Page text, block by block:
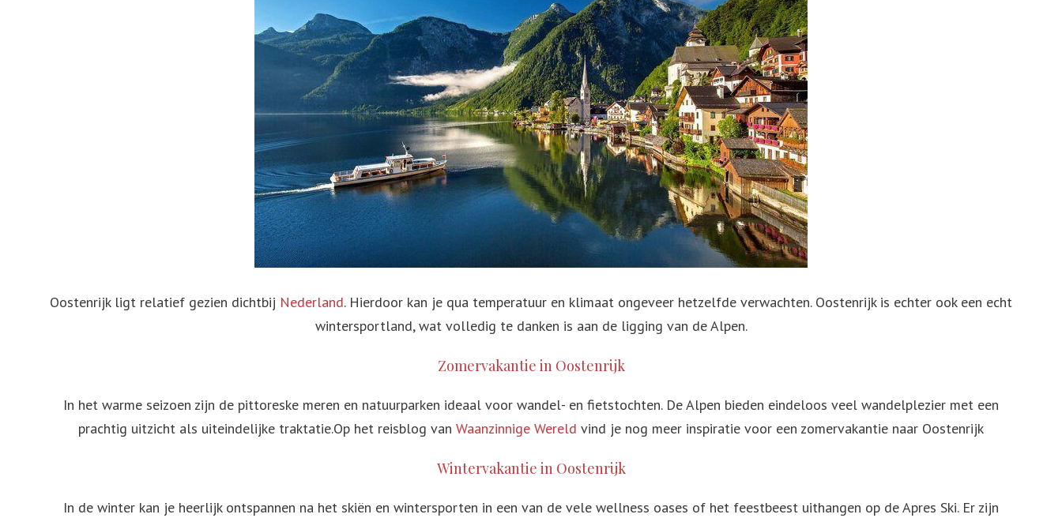
De schitterende watervallen van IJsland
Oostenrijk ligt relatief gezien dichtbij Nederland. Hierdoor kan je qua temperatuur en klimaat ongeveer hetzelfde verwachten. Oostenrijk is echter ook een echt
wintersportland, wat volledig te danken is aan de ligging van de Alpen.
Zomervakantie in Oostenrijk
In het warme seizoen zijn de pittoreske meren en natuurparken ideaal voor wandel- en fietstochten. De Alpen bieden eindeloos veel wandelplezier met een
prachtig uitzicht als uiteindelijke traktatie.Op het reisblog van Waanzinnige Wereld vind je nog meer inspiratie voor een zomervakantie naar Oostenrijk
Wintervakantie in Oostenrijk
In de winter kan je heerlijk ontspannen na het skiën en wintersporten in een van de vele wellness oases of het feestbeest uithangen op de Apres Ski. Er zijn